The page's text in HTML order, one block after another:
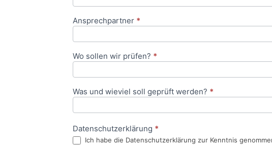
Ansprechpartner *
Wo sollen wir prüfen? *
Was und wieviel soll geprüft werden? *
Datenschutzerklärung *
Ich habe die Datenschutzerklärung zur Kenntnis